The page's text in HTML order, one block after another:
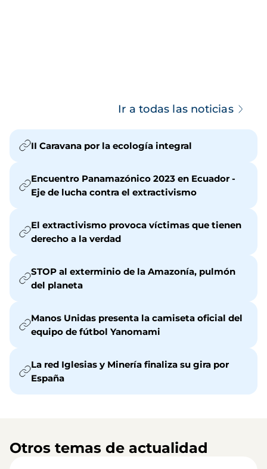
Ir a todas las noticias
II Caravana por la ecología integral
Encuentro Panamazónico 2023 en Ecuador -
Eje de lucha contra el extractivismo
El extractivismo provoca víctimas que tienen
derecho a la verdad
STOP al exterminio de la Amazonía, pulmón
del planeta
Manos Unidas presenta la camiseta oficial del
equipo de fútbol Yanomami
La red Iglesias y Minería finaliza su gira por
España
Otros temas de actualidad